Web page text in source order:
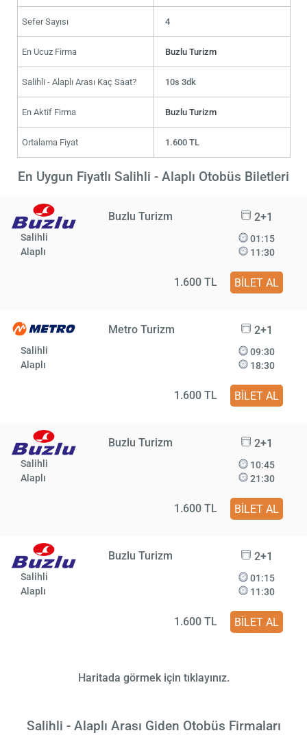
Sefer Sayısı 4
En Ucuz Firma Buzlu Turizm
Salihli - Alaplı Arası Kaç Saat? 10s 3dk
En Aktif Firma Buzlu Turizm
Ortalama Fiyat 1.600 TL
En Uygun Fiyatlı Salihli - Alaplı Otobüs Biletleri
Buzlu Turizm 2+1
Salihli
Alaplı
01:15
11:30
1.600 TL BİLET AL
Metro Turizm 2+1
Salihli
Alaplı
09:30
18:30
1.600 TL BİLET AL
Buzlu Turizm 2+1
Salihli
Alaplı
10:45
21:30
1.600 TL BİLET AL
Buzlu Turizm 2+1
Salihli
Alaplı
01:15
11:30
1.600 TL BİLET AL
Haritada görmek için tıklayınız.
Salihli - Alaplı Arası Giden Otobüs Firmaları